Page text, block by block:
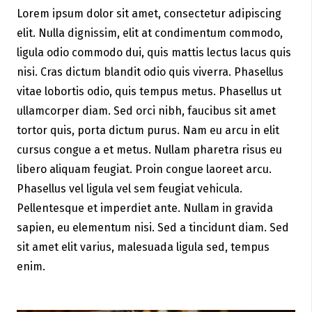
Lorem ipsum dolor sit amet, consectetur adipiscing
elit. Nulla dignissim, elit at condimentum commodo,
ligula odio commodo dui, quis mattis lectus lacus quis
nisi. Cras dictum blandit odio quis viverra. Phasellus
vitae lobortis odio, quis tempus metus. Phasellus ut
ullamcorper diam. Sed orci nibh, faucibus sit amet
tortor quis, porta dictum purus. Nam eu arcu in elit
cursus congue a et metus. Nullam pharetra risus eu
libero aliquam feugiat. Proin congue laoreet arcu.
Phasellus vel ligula vel sem feugiat vehicula.
Pellentesque et imperdiet ante. Nullam in gravida
sapien, eu elementum nisi. Sed a tincidunt diam. Sed
sit amet elit varius, malesuada ligula sed, tempus
enim.